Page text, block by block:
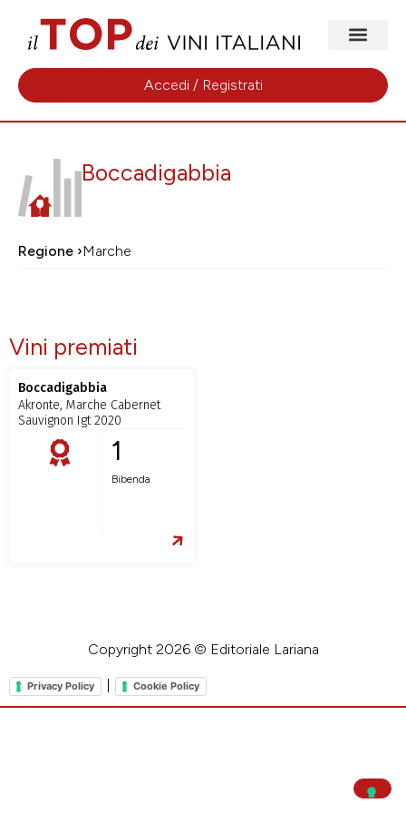
Accedi / Registrati
Boccadigabbia
Regione ›Marche
Vini premiati
Boccadigabbia
Akronte, Marche Cabernet
Sauvignon Igt 2020
1
Bibenda
Copyright 2026 © Editoriale Lariana
Privacy Policy Cookie Policy